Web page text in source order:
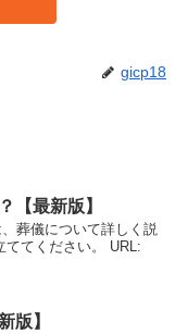
gicp18
【最新版】
葬儀について詳しく説
ててください。 URL:
版】